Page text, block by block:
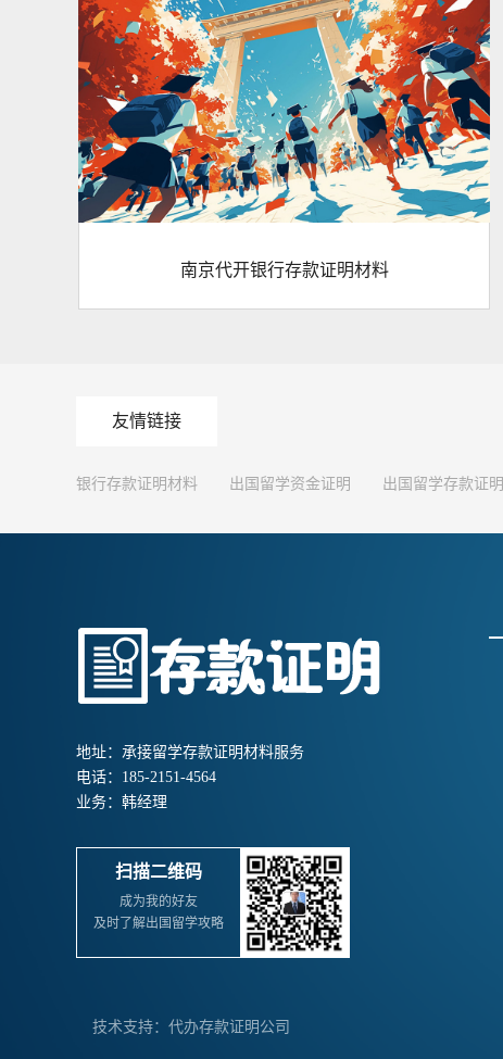
南京代开银行存款证明材料
友情链接
银行存款证明材料 出国留学资金证明 出国留学存款证明
地址：承接留学存款证明材料服务
电话：185-2151-4564
业务：韩经理
扫描二维码
成为我的好友
及时了解出国留学攻略
技术支持：代办存款证明公司